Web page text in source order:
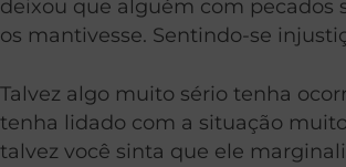
deixou que alguém com pecados
os mantivesse. Sentindo-se
Talvez algo muito sério tenha
tenha lidado com a situação
talvez você sinta que ele